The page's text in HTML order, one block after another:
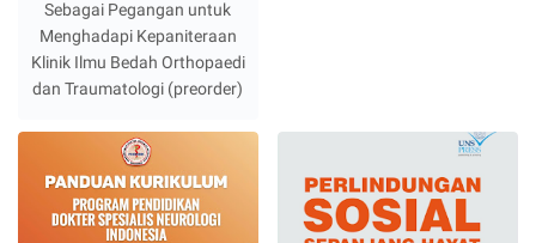
Sebagai Pegangan untuk
Menghadapi Kepaniteraan
Klinik Ilmu Bedah Orthopaedi
dan Traumatologi (preorder)